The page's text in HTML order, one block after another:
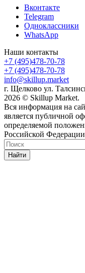
Вконтакте
Telegram
Одноклассники
WhatsApp
Наши контакты
+7 (495)478-70-78
+7 (495)478-70-78
info@skillup.market
г. Щелково ул.
2026 © Skillup Market.
Вся информация на
является публичной
определяемой
Российской
Найти